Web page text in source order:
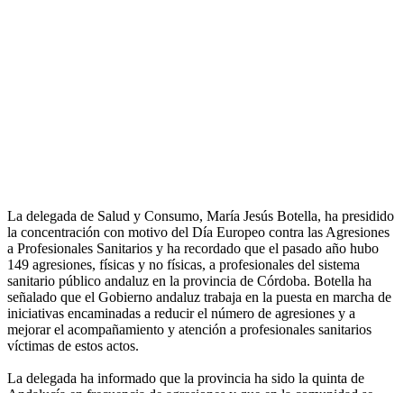
La delegada de Salud y Consumo, María Jesús Botella, ha presidido
la concentración con motivo del Día Europeo contra las Agresiones
a Profesionales Sanitarios y ha recordado que el pasado año hubo
149 agresiones, físicas y no físicas, a profesionales del sistema
sanitario público andaluz en la provincia de Córdoba. Botella ha
señalado que el Gobierno andaluz trabaja en la puesta en marcha de
iniciativas encaminadas a reducir el número de agresiones y a
mejorar el acompañamiento y atención a profesionales sanitarios
víctimas de estos actos.
La delegada ha informado que la provincia ha sido la quinta de